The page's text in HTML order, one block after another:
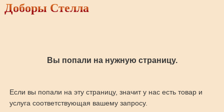
Доборы Стелла
Вы попали на нужную страницу.
Если вы попали на эту страницу, значит у нас есть товар и
услуга соответствующая вашему запросу.